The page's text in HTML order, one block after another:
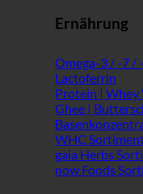
Ernährung
Omega-3 / -7 /
Lactoferrin
Protein | Whey
Ghee |
WHC
gaia Herbs
now Foods